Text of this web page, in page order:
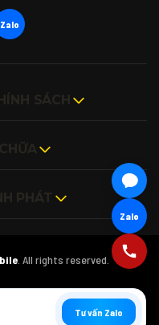
Tư vấn Zalo
trực tiếp với
Zalo
Zalo
. All rights reserved.